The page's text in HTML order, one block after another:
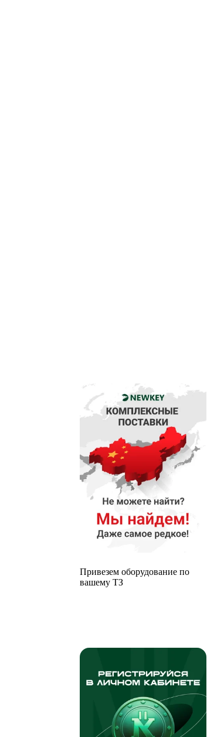
Привезем оборудование по
вашему ТЗ